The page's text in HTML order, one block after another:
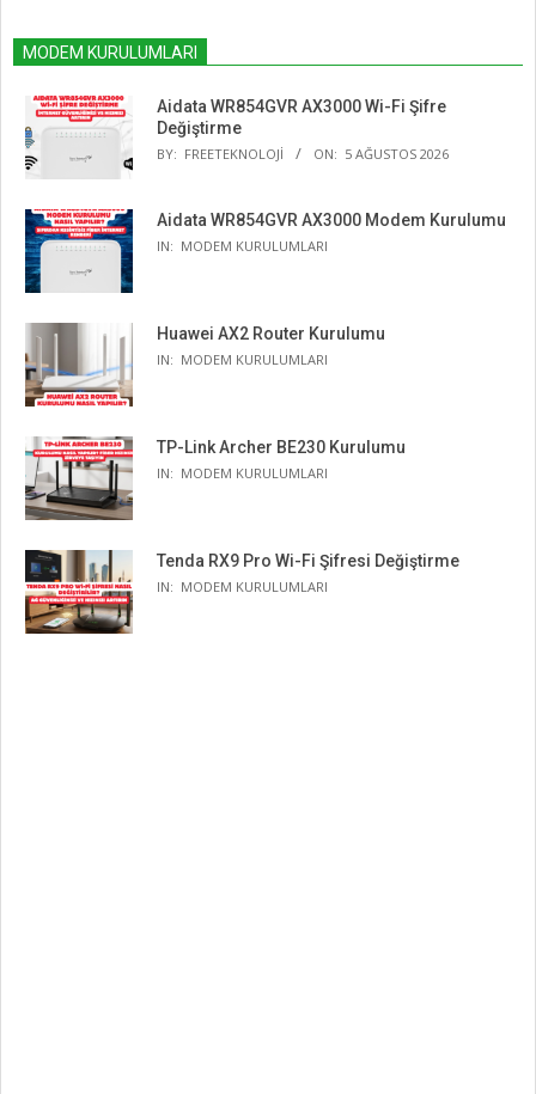
MODEM KURULUMLARI
Aidata WR854GVR AX3000 Wi-Fi Şifre
Değiştirme
BY: FREETEKNOLOJI ON: 5 AĞUSTOS 2026
Aidata WR854GVR AX3000 Modem Kurulumu
IN: MODEM KURULUMLARI
Huawei AX2 Router Kurulumu
IN: MODEM KURULUMLARI
TP-Link Archer BE230 Kurulumu
IN: MODEM KURULUMLARI
Tenda RX9 Pro Wi-Fi Şifresi Değiştirme
IN: MODEM KURULUMLARI